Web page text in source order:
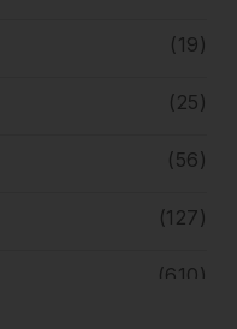
(19)
(25)
(56)
(127)
(610)